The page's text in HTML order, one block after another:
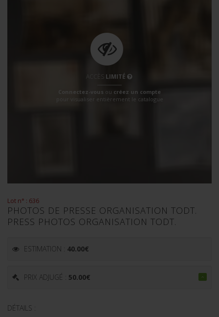
ACCÈS LIMITÉ
Connectez-vous ou créez un compte
pour visualiser entièrement le catalogue
Lot n° : 636
PHOTOS DE PRESSE ORGANISATION TODT.
PRESS PHOTOS ORGANISATION TODT.
ESTIMATION : 40.00€
PRIX ADJUGÉ : 50.00€
DÉTAILS :